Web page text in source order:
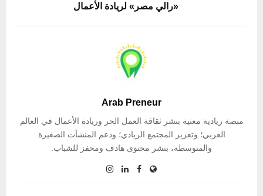
«رالي مصر» لريادة الأعمال
Arab Preneur
منصة ريادية معنية بنشر ثقافة العمل الحر وريادة الأعمال في العالم
العربي؛ وتعزيز المجتمع الريادي؛ ودعم المنشآت الصغيرة
والمتوسطة، بنشر محتوى هادف ومحفز للشباب.